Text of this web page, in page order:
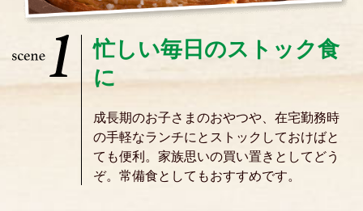
忙しい毎日のストック食
に
成長期のお子さまのおやつや、在宅勤務時
の手軽なランチにとストックしておけばと
ても便利。家族思いの買い置きとしてどう
ぞ。常備食としてもおすすめです。